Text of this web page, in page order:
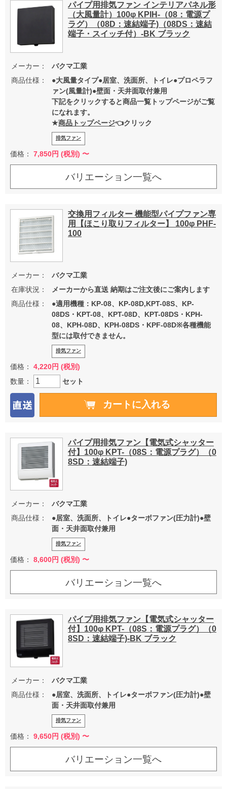
パイプ用排気ファン インテリアパネル形
（大風量計）100φ KPIH-（08：電源プ
ラグ）（08D：速結端子)（08DS：速結
端子・スイッチ付）-BK ブラック
メーカー：
バクマ工業
商品仕様：
●大風量タイプ●居室、洗面所、トイレ●プロペラフ
ァン(風量計)●壁面・天井面取付兼用
下記をクリックすると商品一覧トップページがご覧
になれます。
★商品トップページ👈クリック
排気ファン
価格： 7,850円 (税別) 〜
バリエーション一覧へ
交換用フィルター 機能型パイプファン専
用【ほこり取りフィルター】 100φ PHF-
100
メーカー：
バクマ工業
在庫状況：
メーカーから直送 納期はご注文後にご案内します
商品仕様：
●適用機種：KP-08、KP-08D,KPT-08S、KP-
08DS・KPT-08、KPT-08D、KPT-08DS・KPH-
08、KPH-08D、KPH-08DS・KPF-08D※各種機能
型には取付できません。
排気ファン
価格： 4,220円 (税別)
数量：
セット
パイプ用排気ファン【電気式シャッター
付】100φ KPT-（08S：電源プラグ）（0
8SD：速結端子)
メーカー：
バクマ工業
商品仕様：
●居室、洗面所、トイレ●ターボファン(圧力計)●壁
面・天井面取付兼用
排気ファン
価格： 8,600円 (税別) 〜
バリエーション一覧へ
パイプ用排気ファン【電気式シャッター
付】100φ KPT-（08S：電源プラグ）（0
8SD：速結端子)-BK ブラック
メーカー：
バクマ工業
商品仕様：
●居室、洗面所、トイレ●ターボファン(圧力計)●壁
面・天井面取付兼用
排気ファン
価格： 9,650円 (税別) 〜
バリエーション一覧へ